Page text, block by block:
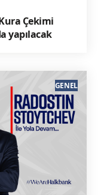
Çekimi
yapılacak
GENEL